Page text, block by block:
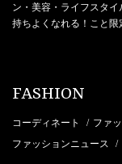
ン・美容・ライフスタ
持ちよくなれる！こと限
FASHION
コーディネート / ファ
ファッションニュース /